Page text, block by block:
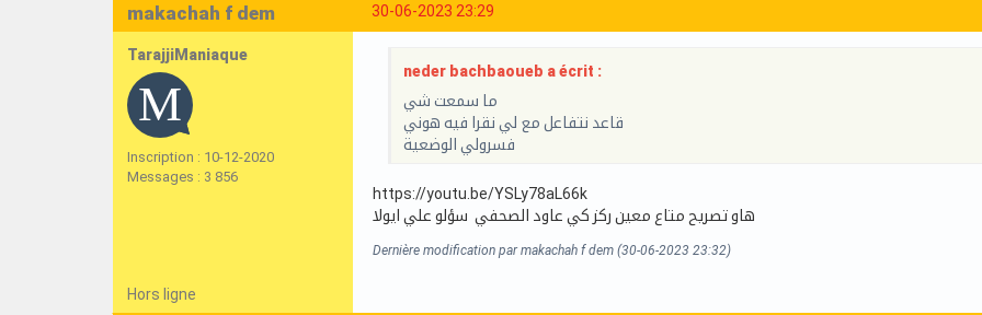
30-06-2023 23:29
makachah f dem
TarajjiManiaque
Inscription : 10-12-2020
Messages : 3 856
neder bachbaoueb a écrit :
ما سمعت شي
قاعد نتفاعل مع لي نقرا فيه هوني
فسرولي الوضعية
https://youtu.be/YSLy78aL66k
هاو تصريح متاع معين ركز كي عاود الصحفي سؤلو علي ايولا
Dernière modification par makachah f dem (30-06-2023 23:32)
Hors ligne